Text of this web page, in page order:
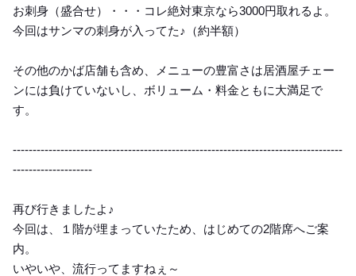
お刺身（盛合せ）・・・コレ絶対東京なら3000円取れるよ。
今回はサンマの刺身が入ってた♪（約半額）
その他のかば店舗も含め、メニューの豊富さは居酒屋チェー
ンには負けていないし、ボリューム・料金ともに大満足で
す。
-----------------------------------------------------------------------------------
--------------------
再び行きましたよ♪
今回は、１階が埋まっていたため、はじめての2階席へご案
内。
いやいや、流行ってますねぇ～